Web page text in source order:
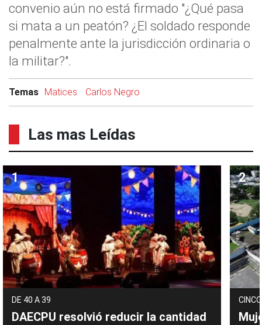
convenio aún no está firmado "¿Qué pasa
si mata a un peatón? ¿El soldado responde
penalmente ante la jurisdicción ordinaria o
la militar?".
Temas Matices Carlos Negro
Las mas Leídas
DE 40 A 39
DAECPU resolvió reducir la cantidad